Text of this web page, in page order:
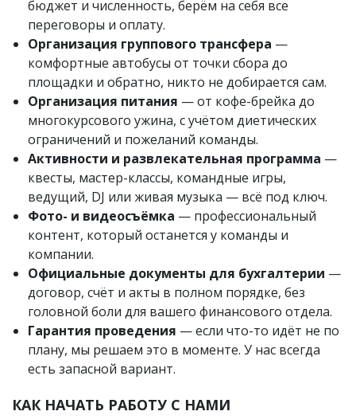
бюджет и численность, берём на себя все
переговоры и оплату.
Организация группового трансфера —
комфортные автобусы от точки сбора до
площадки и обратно, никто не добирается сам.
Организация питания — от кофе-брейка до
многокурсового ужина, с учётом диетических
ограничений и пожеланий команды.
Активности и развлекательная программа —
квесты, мастер-классы, командные игры,
ведущий, DJ или живая музыка — всё под ключ.
Фото- и видеосъёмка — профессиональный
контент, который останется у команды и
компании.
Официальные документы для бухгалтерии —
договор, счёт и акты в полном порядке, без
головной боли для вашего финансового отдела.
Гарантия проведения — если что-то идёт не по
плану, мы решаем это в моменте. У нас всегда
есть запасной вариант.
КАК НАЧАТЬ РАБОТУ С НАМИ